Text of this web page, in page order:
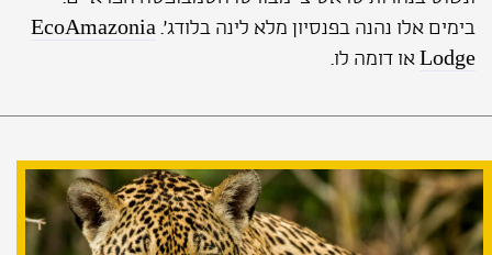
בימים אלו נהנה בפנסיון מלא לינה בלודג'. EcoAmazonia
Lodge או דומה לו.